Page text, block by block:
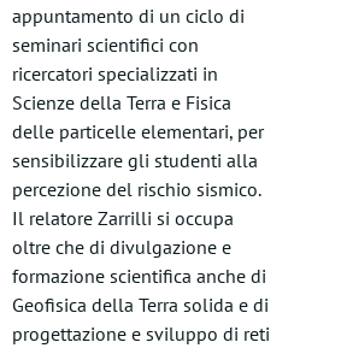
appuntamento di un ciclo di
seminari scientifici con
ricercatori specializzati in
Scienze della Terra e Fisica
delle particelle elementari, per
sensibilizzare gli studenti alla
percezione del rischio sismico.
Il relatore Zarrilli si occupa
oltre che di divulgazione e
formazione scientifica anche di
Geofisica della Terra solida e di
progettazione e sviluppo di reti